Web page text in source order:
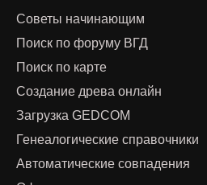
Советы начинающим
Поиск по форуму ВГД
Поиск по карте
Создание древа онлайн
Загрузка GEDCOM
Генеалогические справочники
Автоматические совпадения